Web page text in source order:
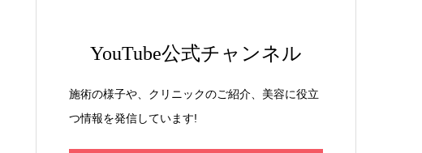
YouTube公式チャンネル
施術の様子や、クリニックのご紹介、美容に役立
つ情報を発信しています!